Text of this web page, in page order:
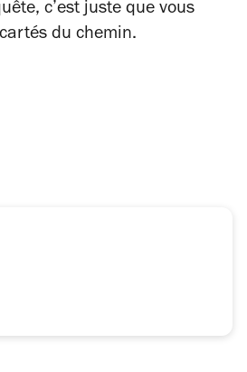
c’est juste que vous
du chemin.